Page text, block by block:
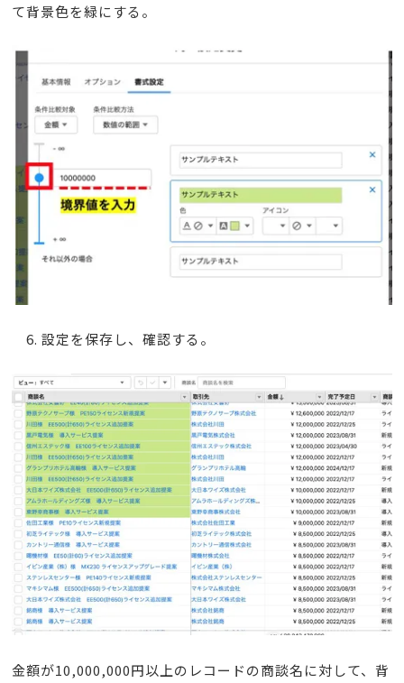
て背景色を緑にする。
6. 設定を保存し、確認する。
金額が10,000,000円以上のレコードの商談名に対して、背